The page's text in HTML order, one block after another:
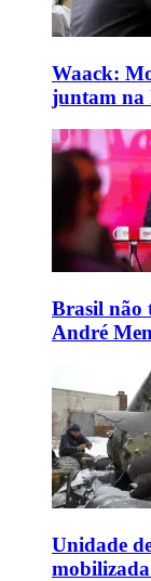
Waack:
juntam na
Brasil não
André
Unidade